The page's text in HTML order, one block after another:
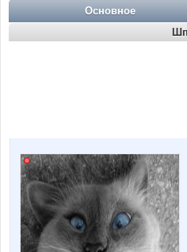
Основное